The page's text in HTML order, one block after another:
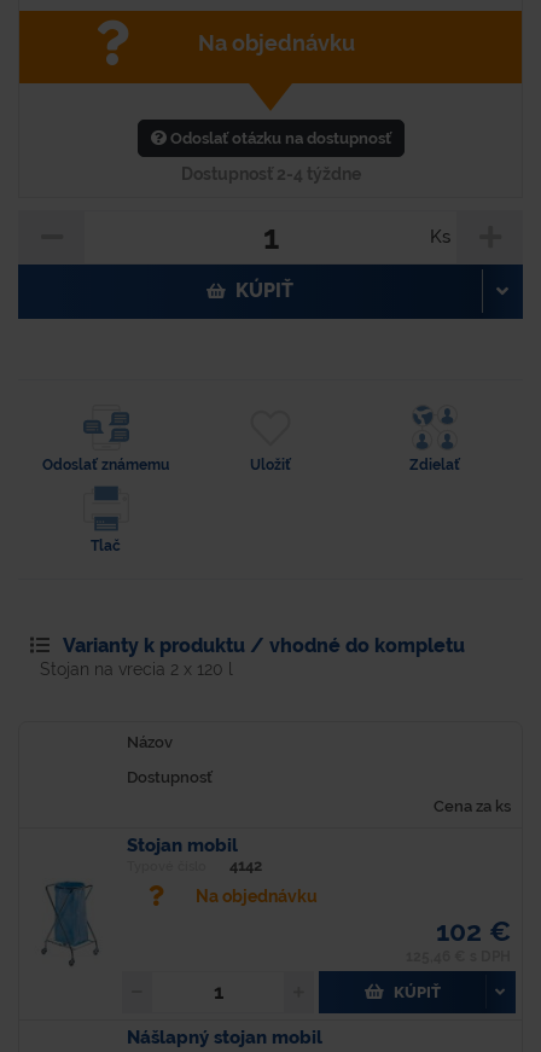
Na objednávku
Odoslať otázku na dostupnosť
Dostupnosť 2-4 týždne
Ks
KÚPIŤ
Odoslať známemu Uložiť Zdielať
Tlač
Varianty k produktu / vhodné do kompletu
Stojan na vrecia 2 x 120 l
Názov
Dostupnosť
Cena za ks
Stojan mobil
4142
Na objednávku
102 €
KÚPIŤ
Nášlapný stojan mobil